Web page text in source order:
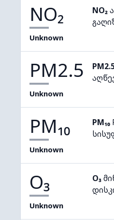
NO₂
Unknown
NO₂
PM2.5
Unknown
PM₁₀
Unknown
PM₁₀
O₃
Unknown
O₃